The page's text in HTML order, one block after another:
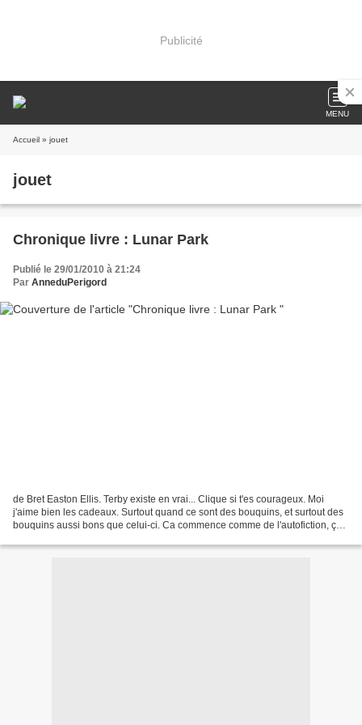
Publicité
MENU
Accueil » jouet
jouet
Chronique livre : Lunar Park
Publié le 29/01/2010 à 21:24
Par AnneduPerigord
de Bret Easton Ellis. Terby existe en vrai... Clique si t'es courageux. Moi
j'aime bien les cadeaux. Surtout quand ce sont des bouquins, et surtout des
bouquins aussi bons que celui-ci. Ca commence comme de l'autofiction, ça